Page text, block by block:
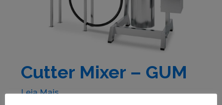
Cutter Mixer – GUM
Leia Mais